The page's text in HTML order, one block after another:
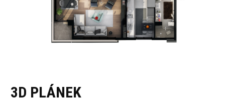
3D PLÁNEK